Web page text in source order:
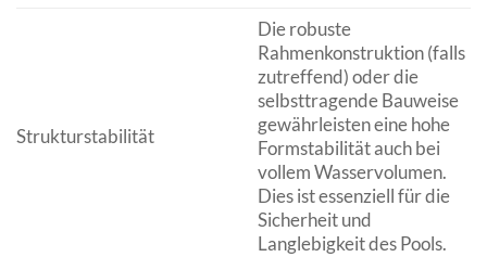
Strukturstabilität
Die robuste
Rahmenkonstruktion (falls
zutreffend) oder die
selbsttragende Bauweise
gewährleisten eine hohe
Formstabilität auch bei
vollem Wasservolumen.
Dies ist essenziell für die
Sicherheit und
Langlebigkeit des Pools.